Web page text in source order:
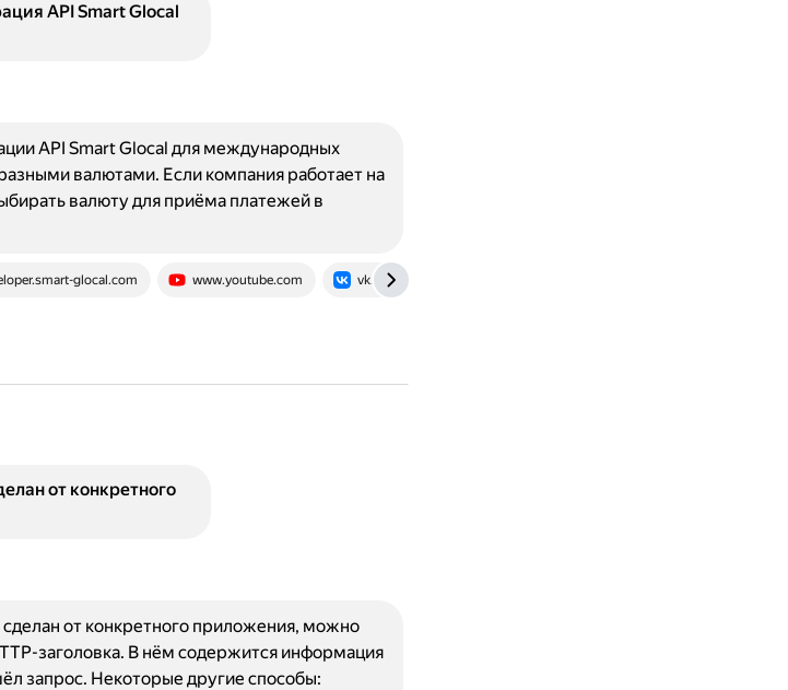
API Smart Glocal
glocal.com www.youtube.com vk.com
API Smart Glocal для международных
валютами. Если компания работает на
валюту для приёма платежей в
от конкретного
от конкретного приложения, можно
заголовка. В нём содержится информация
запрос. Некоторые другие способы: